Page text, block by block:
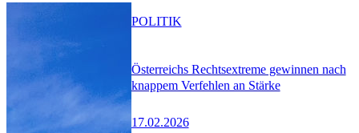
Österreichs Rechtsextreme gewinnen nach
knappem Verfehlen an Stärke
17.02.2026
POLITIK